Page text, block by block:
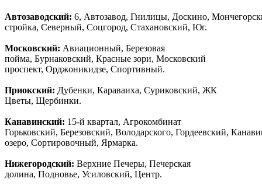
Автозаводский: 6, Автозавод, Гнилицы, Доскино,
стройка, Северный, Соцгород, Стахановский, Юг.
Московский: Авиационный, Березовая
пойма, Бурнаковский, Красные зори, Московский
проспект, Орджоникидзе, Спортивный.
Приокский: Дубенки, Караваиха, Суриковский, ЖК
Цветы, Щербинки.
Канавинский: 15-й квартал, Агрокомбинат
Горьковский, Березовский, Володарского, Гордеевский,
озеро, Сортировочный, Ярмарка.
Нижегородский: Верхние Печеры, Печерская
долина, Подновье, Усиловский, Центр.